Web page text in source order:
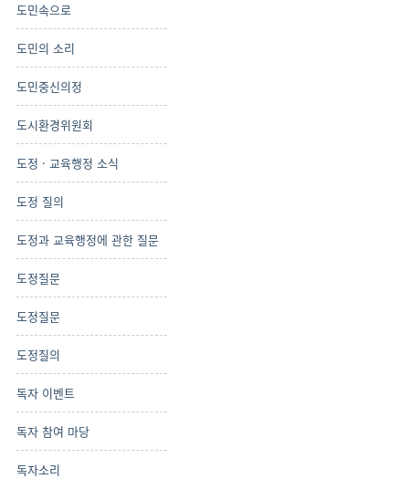
도민속으로
도민의 소리
도민중신의정
도시환경위원회
도정 · 교육행정 소식
도정 질의
도정과 교육행정에 관한 질문
도정질문
도정질문
도정질의
독자 이벤트
독자 참여 마당
독자소리